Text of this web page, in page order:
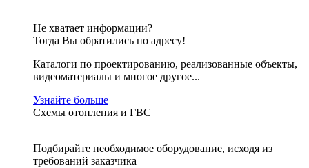
Не хватает информации?
Тогда Вы обратились по адресу!
Каталоги по проектированию, реализованные объекты,
видеоматериалы и многое другое...
Узнайте больше
Схемы отопления и ГВС
Подбирайте необходимое оборудование, исходя из
требований заказчика